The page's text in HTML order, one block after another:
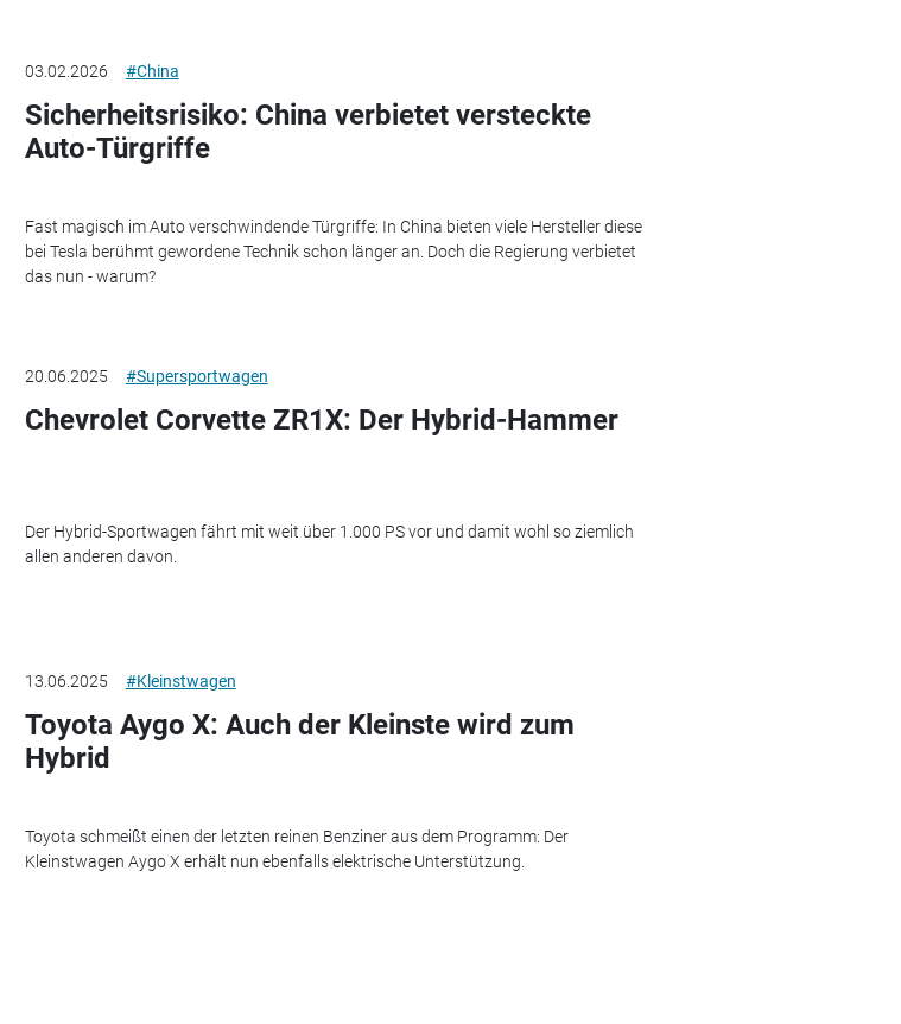
03.02.2026 #China
Sicherheitsrisiko: China verbietet versteckte
Auto-Türgriffe
Fast magisch im Auto verschwindende Türgriffe: In China bieten viele Hersteller diese
bei Tesla berühmt gewordene Technik schon länger an. Doch die Regierung verbietet
das nun - warum?
20.06.2025 #Supersportwagen
Chevrolet Corvette ZR1X: Der Hybrid-Hammer
Der Hybrid-Sportwagen fährt mit weit über 1.000 PS vor und damit wohl so ziemlich
allen anderen davon.
13.06.2025 #Kleinstwagen
Toyota Aygo X: Auch der Kleinste wird zum
Hybrid
Toyota schmeißt einen der letzten reinen Benziner aus dem Programm: Der
Kleinstwagen Aygo X erhält nun ebenfalls elektrische Unterstützung.